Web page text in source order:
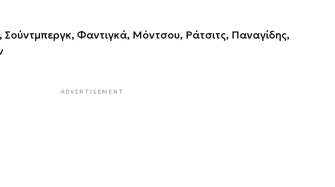
Σούντμπεργκ, Φαντιγκά, Μόντσου, Ράτσιτς, Παναγίδης,
ADVERTISEMENT